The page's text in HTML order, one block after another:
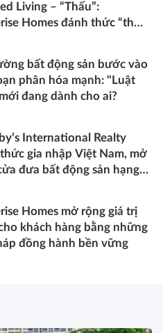
Living – “Thấu”:
Homes đánh thức “thấu
bất động sản bước vào
phân hóa mạnh: "Luật
đang dành cho ai?
International Realty
gia nhập Việt Nam, mở
đưa bất động sản hạng
Homes mở rộng giá trị
khách hàng bằng những
đồng hành bền vững